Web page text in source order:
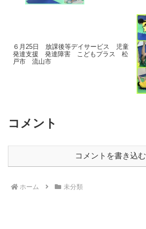
６月25日 放課後等デイサービス 児童
発達支援 発達障害 こどもプラス 松
戸市 流山市
コメント
コメントを書き込む
ホーム 未分類